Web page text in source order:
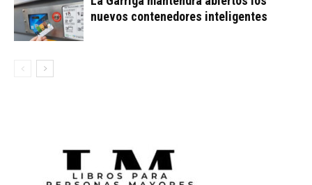
nuevos contenedores inteligentes